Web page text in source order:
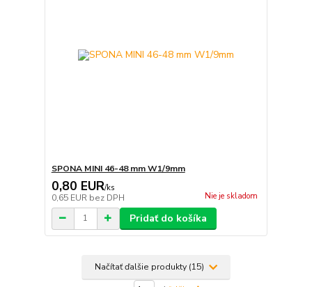
SPONA MINI 46-48 mm W1/9mm
0,80 EUR/ks
0,65 EUR bez DPH Nie je skladom
Pridať do košíka
Načítať ďalšie produkty (15)